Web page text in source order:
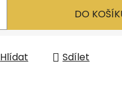
DO
Hlídat Sdílet